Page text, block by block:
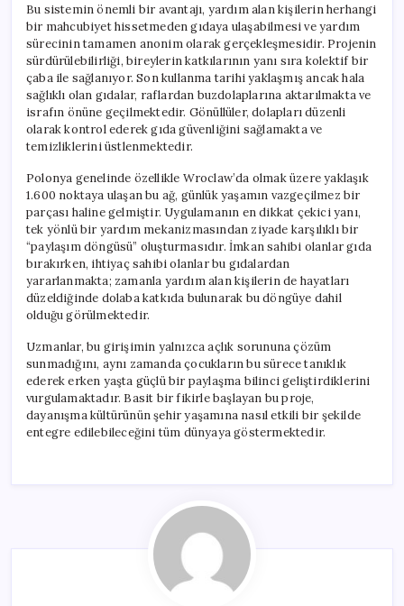
Bu sistemin önemli bir avantajı, yardım alan kişilerin herhangi
bir mahcubiyet hissetmeden gıdaya ulaşabilmesi ve yardım
sürecinin tamamen anonim olarak gerçekleşmesidir. Projenin
sürdürülebilirliği, bireylerin katkılarının yanı sıra kolektif bir
çaba ile sağlanıyor. Son kullanma tarihi yaklaşmış ancak hala
sağlıklı olan gıdalar, raflardan buzdolaplarına aktarılmakta ve
israfın önüne geçilmektedir. Gönüllüler, dolapları düzenli
olarak kontrol ederek gıda güvenliğini sağlamakta ve
temizliklerini üstlenmektedir.
Polonya genelinde özellikle Wroclaw’da olmak üzere yaklaşık
1.600 noktaya ulaşan bu ağ, günlük yaşamın vazgeçilmez bir
parçası haline gelmiştir. Uygulamanın en dikkat çekici yanı,
tek yönlü bir yardım mekanizmasından ziyade karşılıklı bir
“paylaşım döngüsü” oluşturmasıdır. İmkan sahibi olanlar gıda
bırakırken, ihtiyaç sahibi olanlar bu gıdalardan
yararlanmakta; zamanla yardım alan kişilerin de hayatları
düzeldiğinde dolaba katkıda bulunarak bu döngüye dahil
olduğu görülmektedir.
Uzmanlar, bu girişimin yalnızca açlık sorununa çözüm
sunmadığını, aynı zamanda çocukların bu sürece tanıklık
ederek erken yaşta güçlü bir paylaşma bilinci geliştirdiklerini
vurgulamaktadır. Basit bir fikirle başlayan bu proje,
dayanışma kültürünün şehir yaşamına nasıl etkili bir şekilde
entegre edilebileceğini tüm dünyaya göstermektedir.